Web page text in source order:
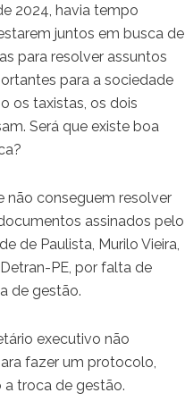
2024, havia tempo
juntos em busca de
para resolver assuntos
para a sociedade
os taxistas, os dois
Será que existe boa
não conseguem resolver
assinados pelo
de Paulista, Murilo Vieira,
PE, por falta de
de gestão.
executivo não
fazer um protocolo,
a troca de gestão.